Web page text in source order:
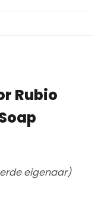
Rubio
eigenaar)